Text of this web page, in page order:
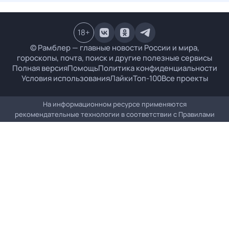
© Рамблер — главные новости России и мира,
гороскопы, почта, поиск и другие полезные сервисы
Полная версияПомощьПолитика конфиденциальности
Условия использованияЛайкиТоп-100Все проекты
18+
На информационном ресурсе применяются
рекомендательные технологии в соответствии с Правилами